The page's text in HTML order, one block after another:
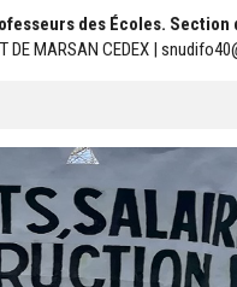
des Écoles. Section
MARSAN CEDEX |